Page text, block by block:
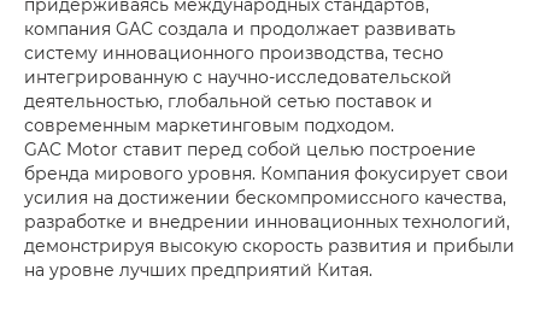
компания GAC создала и продолжает развивать
систему инновационного производства, тесно
интегрированную с научно-исследовательской
деятельностью, глобальной сетью поставок и
современным маркетинговым подходом.
GAC Motor ставит перед собой целью построение
бренда мирового уровня. Компания фокусирует свои
усилия на достижении бескомпромиссного качества,
разработке и внедрении инновационных технологий,
демонстрируя высокую скорость развития и прибыли
на уровне лучших предприятий Китая.